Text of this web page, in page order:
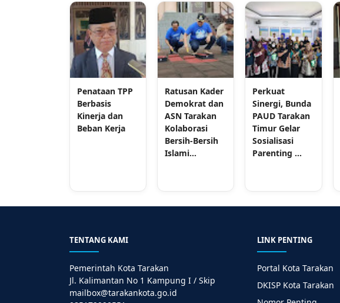
Penataan TPP
Berbasis
Kinerja dan
Beban Kerja
Ratusan Kader
Demokrat dan
ASN Tarakan
Kolaborasi
Bersih-Bersih
Islami...
Perkuat
Sinergi, Bunda
PAUD Tarakan
Timur Gelar
Sosialisasi
Parenting ...
TENTANG KAMI
Pemerintah Kota Tarakan
Jl. Kalimantan No 1 Kampung I / Skip
mailbox@tarakankota.go.id
LINK PENTING
Portal Kota Tarakan
DKISP Kota Tarakan